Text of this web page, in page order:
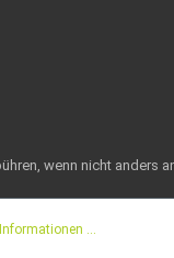
wenn nicht anders
...